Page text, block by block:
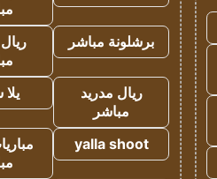
برشلونة مباشر
ريال مدريد
مباشر
yalla shoot